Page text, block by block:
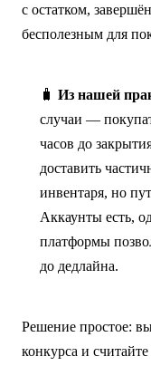
с остатком,
бесполезным для
🧳 Из нашей
случаи —
часов до
доставить
инвентаря, но
Аккаунты есть,
платформы
до дедлайна.
Решение простое:
конкурса и